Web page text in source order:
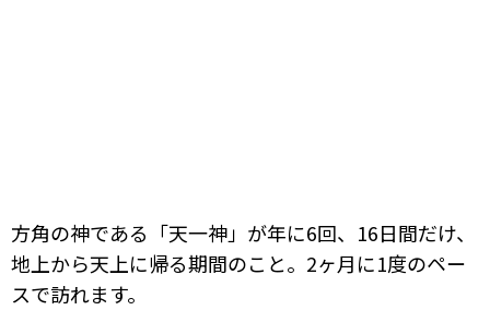
方角の神である「天一神」が年に6回、16日間だけ、
地上から天上に帰る期間のこと。2ヶ月に1度のペー
スで訪れます。